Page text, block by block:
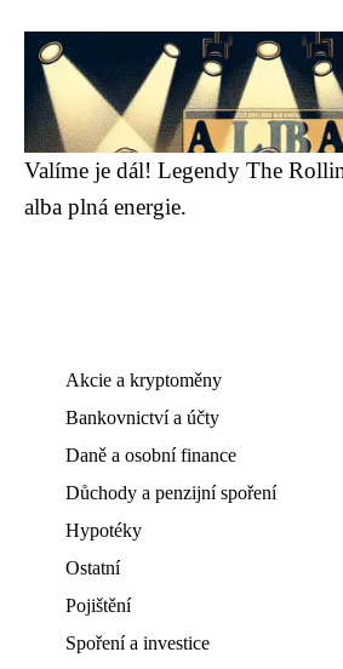
Valíme je dál! Legendy The
alba plná energie.
Akcie a kryptoměny
Bankovnictví a účty
Daně a osobní finance
Důchody a penzijní spoření
Hypotéky
Ostatní
Pojištění
Spoření a investice